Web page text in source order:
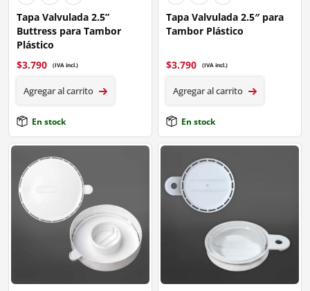
Tapa Valvulada 2.5”
Buttress para Tambor
Plástico
$3.790 (IVA incl.)
Agregar al carrito
En stock
Tapa Valvulada 2.5″ para
Tambor Plástico
$3.790 (IVA incl.)
Agregar al carrito
En stock